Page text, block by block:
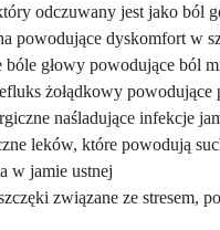
odczuwany jest jako ból
powodujące dyskomfort w
głowy powodujące ból
żołądkowy powodujące
naśladujące infekcje
leków, które powodują
w jamie ustnej
związane ze stresem,